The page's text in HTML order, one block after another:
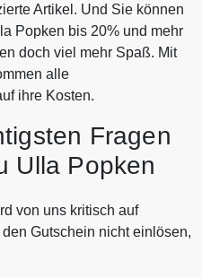
Artikel. Und Sie können
Popken bis 20% und mehr
doch viel mehr Spaß. Mit
alle
ihre Kosten.
Fragen
Ulla Popken
von uns kritisch auf
Gutschein nicht einlösen,